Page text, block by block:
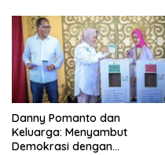
Danny Pomanto dan
Keluarga: Menyambut
Demokrasi dengan